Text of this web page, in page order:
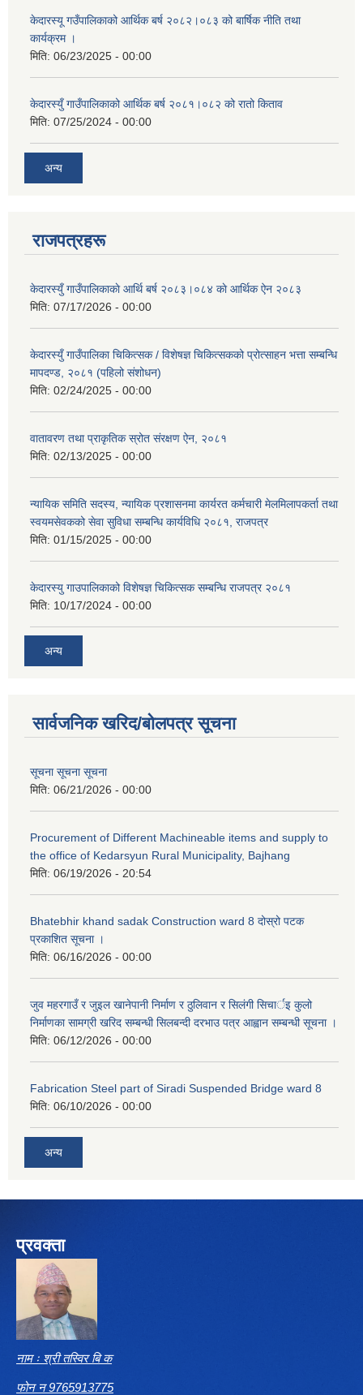
केदारस्यू गउँपालिकाको आर्थिक बर्ष २०८२।०८३ को बार्षिक नीति तथा
कार्यक्रम ।
मिति: 06/23/2025 - 00:00
केदारस्युँ गाउँपालिकाको आर्थिक बर्ष २०८१।०८२ को रातो किताव
मिति: 07/25/2024 - 00:00
अन्य
राजपत्रहरू
केदारस्युँ गाउँपालिकाकाे आर्थि बर्ष २०८३।०८४ काे आर्थिक ऐन २०८३
मिति: 07/17/2026 - 00:00
केदारस्युँ गाउँपालिका चिकित्सक / विशेषज्ञ चिकित्सकको प्रोत्साहन भत्ता सम्बन्धि
मापदण्ड, २०८१ (पहिलो संशोधन)
मिति: 02/24/2025 - 00:00
वातावरण तथा प्राकृतिक स्रोत संरक्षण ऐन, २०८१
मिति: 02/13/2025 - 00:00
न्यायिक समिति सदस्य, न्यायिक प्रशासनमा कार्यरत कर्मचारी मेलमिलापकर्ता तथा
स्वयमसेवकको सेवा सुविधा सम्बन्धि कार्यविधि २०८१, राजपत्र
मिति: 01/15/2025 - 00:00
केदारस्यु गाउपालिकाको विशेषज्ञ चिकित्सक सम्बन्धि राजपत्र २०८१
मिति: 10/17/2024 - 00:00
अन्य
सार्वजनिक खरिद/बोलपत्र सूचना
सूचना सूचना सूचना
मिति: 06/21/2026 - 00:00
Procurement of Different Machineable items and supply to
the office of Kedarsyun Rural Municipality, Bajhang
मिति: 06/19/2026 - 20:54
Bhatebhir khand sadak Construction ward 8 दोस्रो पटक
प्रकाशित सूचना ।
मिति: 06/16/2026 - 00:00
जुव महरगाउँ र जुइल खानेपानी निर्माण र ठुलिवान र सिलंगी सिचार्इ कुलो
निर्माणका सामग्री खरिद सम्बन्धी सिलबन्दी दरभाउ पत्र आह्वान सम्बन्धी सूचना ।
मिति: 06/12/2026 - 00:00
Fabrication Steel part of Siradi Suspended Bridge ward 8
मिति: 06/10/2026 - 00:00
अन्य
प्रवक्ता
नाम ः श्री तस्विर बि क
फोन न 9765913775